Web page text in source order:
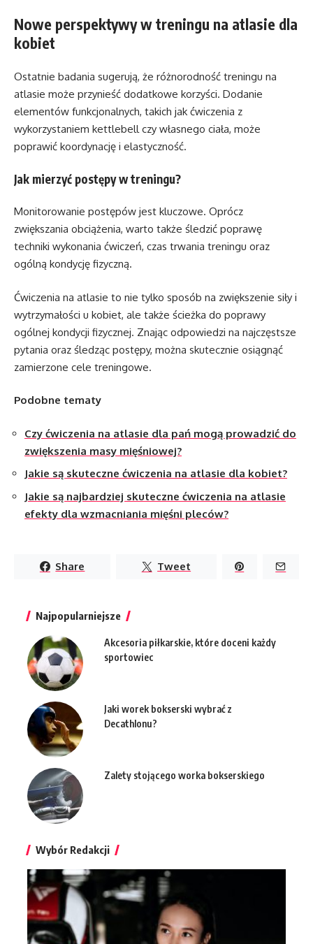
Nowe perspektywy w treningu na atlasie dla
kobiet
Ostatnie badania sugerują, że różnorodność treningu na
atlasie może przynieść dodatkowe korzyści. Dodanie
elementów funkcjonalnych, takich jak ćwiczenia z
wykorzystaniem kettlebell czy własnego ciała, może
poprawić koordynację i elastyczność.
Jak mierzyć postępy w treningu?
Monitorowanie postępów jest kluczowe. Oprócz
zwiększania obciążenia, warto także śledzić poprawę
techniki wykonania ćwiczeń, czas trwania treningu oraz
ogólną kondycję fizyczną.
Ćwiczenia na atlasie to nie tylko sposób na zwiększenie siły i
wytrzymałości u kobiet, ale także ścieżka do poprawy
ogólnej kondycji fizycznej. Znając odpowiedzi na najczęstsze
pytania oraz śledząc postępy, można skutecznie osiągnąć
zamierzone cele treningowe.
Podobne tematy
Czy ćwiczenia na atlasie dla pań mogą prowadzić do
zwiększenia masy mięśniowej?
Jakie są skuteczne ćwiczenia na atlasie dla kobiet?
Jakie są najbardziej skuteczne ćwiczenia na atlasie
efekty dla wzmacniania mięśni pleców?
Share Tweet
Najpopularniejsze
Akcesoria piłkarskie, które doceni każdy
sportowiec
Jaki worek bokserski wybrać z
Decathlonu?
Zalety stojącego worka bokserskiego
Wybór Redakcji